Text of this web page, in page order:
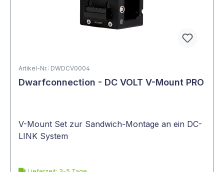
Artikel-Nr.: DWDCV0004
Dwarfconnection - DC VOLT V-Mount PRO
V-Mount Set zur Sandwich-Montage an ein DC-
LINK System